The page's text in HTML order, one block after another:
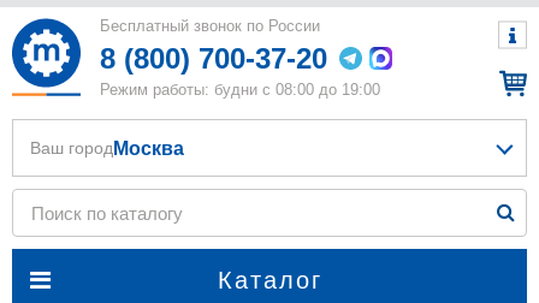
Бесплатный звонок по России
8 (800) 700-37-20
Режим работы: будни с 08:00 до 19:00
Каталог
Ваш город Москва